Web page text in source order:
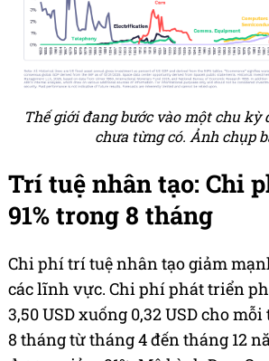
Thế giới đang bước vào một chu kỳ
chưa từng có. Ảnh chụp
Trí tuệ nhân tạo: Chi
91% trong 8 tháng
Chi phí trí tuệ nhân tạo giảm
các lĩnh vực. Chi phí phát triển
3,50 USD xuống 0,32 USD cho
8 tháng từ tháng 4 đến tháng 12